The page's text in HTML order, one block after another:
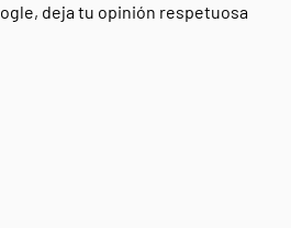
deja tu opinión respetuosa